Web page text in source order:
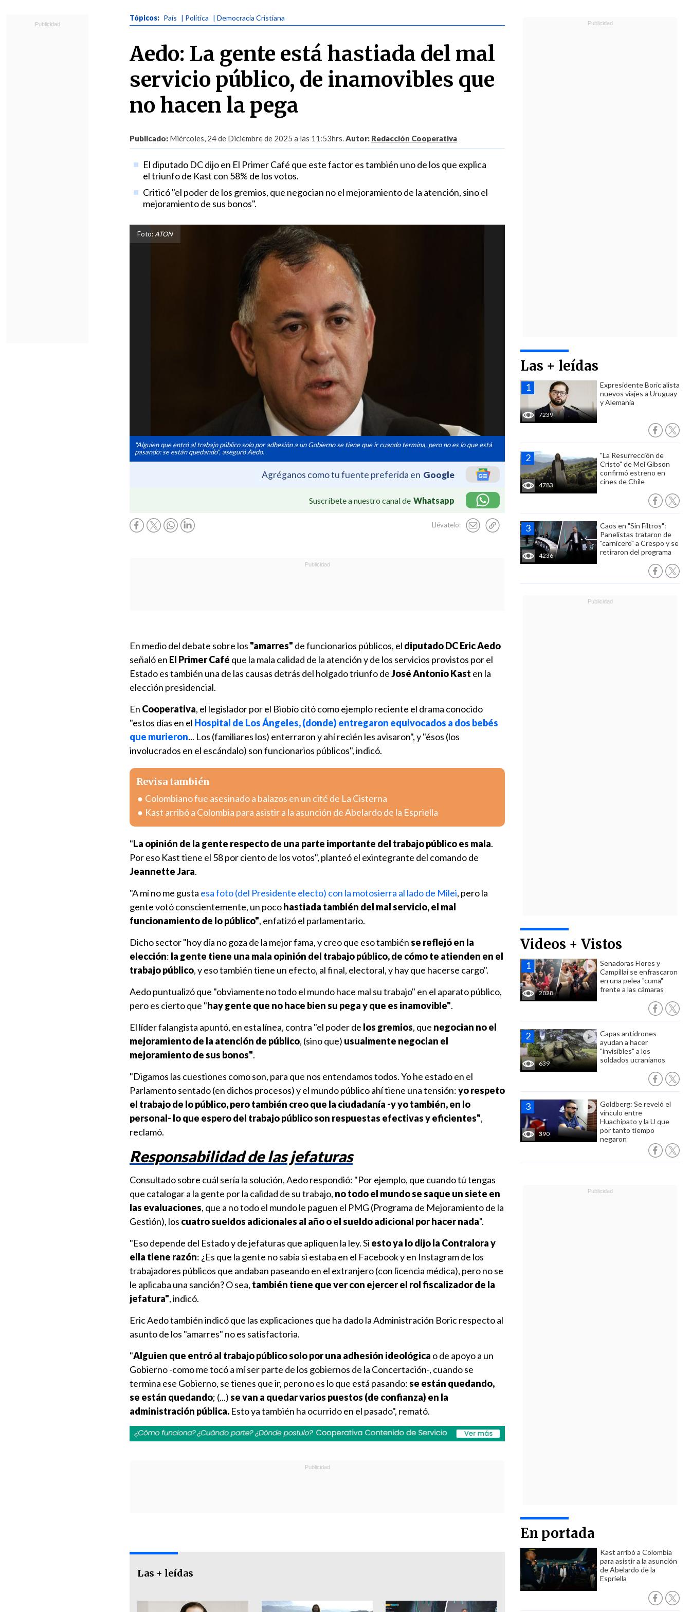
Tópicos: País | Política | Democracia Cristiana
Aedo: La gente está hastiada del mal
servicio público, de inamovibles que
no hacen la pega
Publicado: Miércoles, 24 de Diciembre de 2025 a las 11:53hrs.Autor: Redacción Cooperativa
El diputado DC dijo en El Primer Café que este factor es también uno de los que explica
el triunfo de Kast con 58% de los votos.
Criticó "el poder de los gremios, que negocian no el mejoramiento de la atención, sino el
mejoramiento de sus bonos".
Foto: ATON
"Alguien que entró al trabajo público solo por adhesión a un Gobierno se tiene que ir cuando termina, pero no es lo que está
pasando: se están quedando", aseguró Aedo.
Agréganos como tu fuente preferida en Google
Suscríbete a nuestro canal de Whatsapp
Llévatelo:
Las + leídas
7239
Expresidente Boric alista
nuevos viajes a Uruguay
y Alemania
4783
"La Resurrección de
Cristo" de Mel Gibson
confirmó estreno en
cines de Chile
4236
Caos en "Sin Filtros":
Panelistas trataron de
"carnicero" a Crespo y se
retiraron del programa
Videos + Vistos
2028
Senadoras Flores y
Campillai se enfrascaron
en una pelea "cuma"
frente a las cámaras
639
Capas antidrones
ayudan a hacer
"invisibles" a los
soldados ucranianos
390
Goldberg: Se reveló el
vínculo entre
Huachipato y la U que
por tanto tiempo
negaron
En portada
Kast arribó a Colombia
para asistir a la asunción
de Abelardo de la
Espriella
En medio del debate sobre los "amarres" de funcionarios públicos, el diputado DC Eric Aedo
señaló en El Primer Café que la mala calidad de la atención y de los servicios provistos por el
Estado es también una de las causas detrás del holgado triunfo deJosé Antonio Kast en la
elección presidencial.
En Cooperativa, el legislador por el Biobío citó como ejemplo reciente el drama conocido
"estos días en el Hospital de Los Ángeles, (donde) entregaron equivocados a dos bebés
que murieron... Los (familiares los) enterraron y ahí recién les avisaron", y "ésos (los
involucrados en el escándalo) son funcionarios públicos", indicó.
Revisa también
Colombiano fue asesinado a balazos en un cité de La Cisterna
Kast arribó a Colombia para asistir a la asunción de Abelardo de la Espriella
"La opinión de la gente respecto de una parte importante del trabajo público es mala.
Por eso Kast tiene el 58 por ciento de los votos", planteó el exintegrante del comando de
Jeannette Jara.
"A mí no me gusta esa foto (del Presidente electo) con la motosierra al lado de Milei, pero la
gente votó conscientemente, un pocohastiada también del mal servicio, el mal
funcionamiento de lo público", enfatizó el parlamentario.
Dicho sector "hoy día no goza de la mejor fama, y creo que eso tambiénse reflejó en la
elección: la gente tiene una mala opinión del trabajo público, de cómo te atienden en el
trabajo público, y eso también tiene un efecto, al final, electoral, y hay que hacerse cargo".
Aedo puntualizó que "obviamente no todo el mundo hace mal su trabajo" en el aparato público,
pero es cierto que "hay gente que no hace bien su pega y que es inamovible".
El líder falangista apuntó, en esta línea, contra "el poder de los gremios, que negocian no el
mejoramiento de la atención de público, (sino que) usualmente negocian el
mejoramiento de sus bonos".
"Digamos las cuestiones como son, para que nos entendamos todos. Yo he estado en el
Parlamento sentado (en dichos procesos) y el mundo público ahí tiene una tensión:yo respeto
el trabajo de lo público, pero también creo que la ciudadanía -y yo también, en lo
personal- lo que espero del trabajo público son respuestas efectivas y eficientes",
reclamó.
Responsabilidad de las jefaturas
Consultado sobre cuál sería la solución, Aedo respondió: "Por ejemplo, que cuando tú tengas
que catalogar a la gente por la calidad de su trabajo, no todo el mundo se saque un siete en
las evaluaciones, que a no todo el mundo le paguen el PMG (Programa de Mejoramiento de la
Gestión), los cuatro sueldos adicionales al añoo el sueldo adicional por hacer nada".
"Eso depende del Estado y de jefaturas que apliquen la ley. Si esto ya lo dijo la Contralora y
ella tiene razón: ¿Es que la gente no sabía si estaba en el Facebook y en Instagram de los
trabajadores públicos que andaban paseando en el extranjero (con licencia médica), pero no se
le aplicaba una sanción? O sea, también tiene que ver con ejercer el rol fiscalizador de la
jefatura", indicó.
Eric Aedo también indicó que las explicaciones que ha dado la Administración Boric respecto al
asunto de los "amarres" no es satisfactoria.
"Alguien que entró al trabajo público solo por una adhesión ideológica o de apoyo a un
Gobierno -como me tocó a mí ser parte de los gobiernos de la Concertación-, cuando se
termina ese Gobierno, se tienes que ir, pero no es lo que está pasando:se están quedando,
se están quedando; (...)se van a quedar varios puestos (de confianza) en la
administración pública. Esto ya también ha ocurrido en el pasado", remató.
Las + leídas